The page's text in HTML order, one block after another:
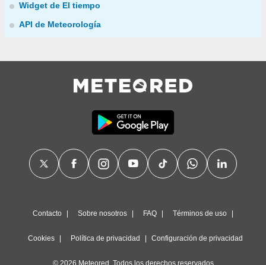
Widget de El tiempo
API de Meteorología
Contacto Sobre nosotros FAQ Términos de uso
Cookies Política de privacidad Configuración de privacidad
© 2026 Meteored. Todos los derechos reservados